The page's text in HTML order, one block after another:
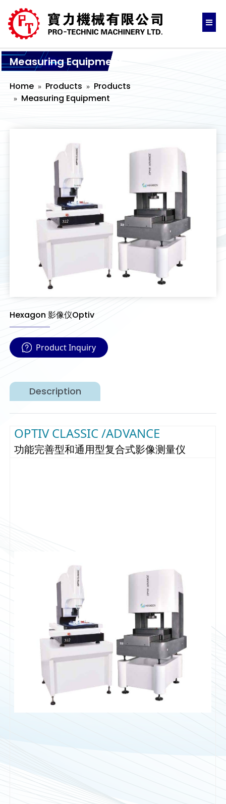
Measuring Equipment
Home Products
Products
Measuring Equipment
Hexagon 影像仪Optiv
Product Inquiry
Description
OPTIV CLASSIC /ADVANCE
功能完善型和通用型复合式影像测量仪